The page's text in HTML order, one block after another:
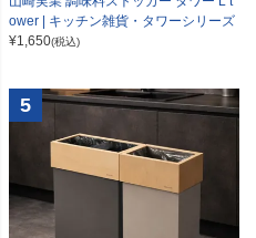
ower | キッチン雑貨・タワーシリーズ
¥1,650(税込)
5